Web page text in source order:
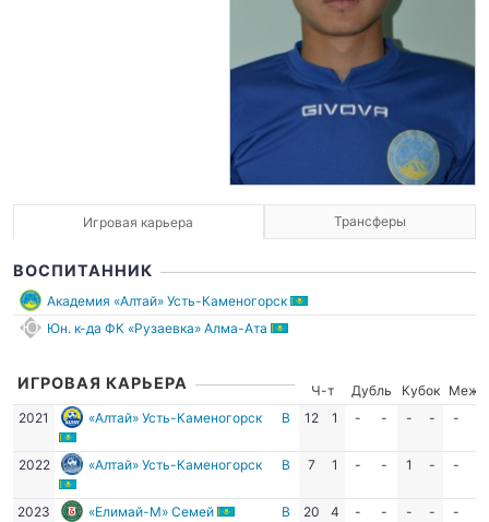
Игровая карьера Трансферы
ВОСПИТАННИК
Академия «Алтай» Усть-Каменогорск
Юн. к-да ФК «Рузаевка» Алма-Ата
ИГРОВАЯ КАРЬЕРА Ч-т Дубль Кубок
Межд.
2021
«Алтай» Усть-Каменогорск В 12 1 - - - - -
2022 «Алтай» Усть-Каменогорск В 7 1 - - 1 - -
2023 «Елимай-М» Семей В 20 4 - - - - -